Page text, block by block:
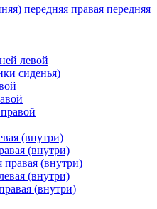
передняя правая передняя
левой
сиденья)
(внутри)
(внутри)
(внутри)
(внутри)
(внутри)